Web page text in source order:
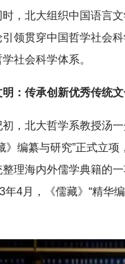
时，北大组织中国语言
领贯穿中国哲学社会
社会科学体系。
明：传承创新优秀传统
初，北大哲学系教授汤
》编纂与研究”正式立
理海内外儒学典籍的
年4月，《儒藏》“精华